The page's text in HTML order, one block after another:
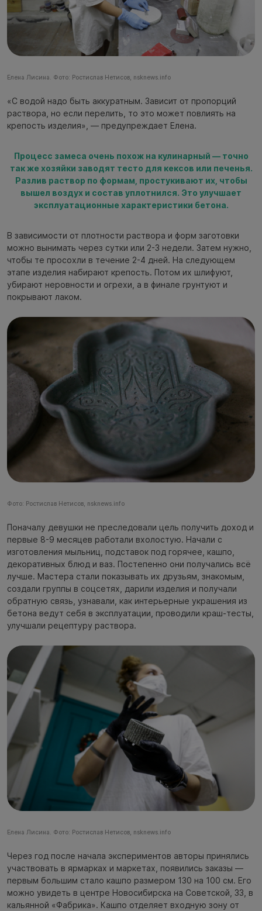
Елена Лисина. Фото: Ростислав Нетисов, nsknews.info
«С водой надо быть аккуратным. Зависит от пропорций
раствора, но если перелить, то это может повлиять на
крепость изделия», — предупреждает Елена.
Процесс замеса очень похож на кулинарный — точно
так же хозяйки заводят тесто для кексов или печенья.
Разлив раствор по формам, простукивают их, чтобы
вышел воздух и состав уплотнился. Это улучшает
эксплуатационные характеристики бетона.
В зависимости от плотности раствора и форм заготовки
можно вынимать через сутки или 2-3 недели. Затем нужно,
чтобы те просохли в течение 2-4 дней. На следующем
этапе изделия набирают крепость. Потом их шлифуют,
убирают неровности и огрехи, а в финале грунтуют и
покрывают лаком.
Фото: Ростислав Нетисов, nsknews.info
Поначалу девушки не преследовали цель получить доход и
первые 8-9 месяцев работали вхолостую. Начали с
изготовления мыльниц, подставок под горячее, кашпо,
декоративных блюд и ваз. Постепенно они получались всё
лучше. Мастера стали показывать их друзьям, знакомым,
создали группы в соцсетях, дарили изделия и получали
обратную связь, узнавали, как интерьерные украшения из
бетона ведут себя в эксплуатации, проводили краш-тесты,
улучшали рецептуру раствора.
Елена Лисина. Фото: Ростислав Нетисов, nsknews.info
Через год после начала экспериментов авторы принялись
участвовать в ярмарках и маркетах, появились заказы —
первым большим стало кашпо размером 130 на 100 см. Его
можно увидеть в центре Новосибирска на Советской, 33, в
кальянной «Фабрика». Кашпо отделяет входную зону от